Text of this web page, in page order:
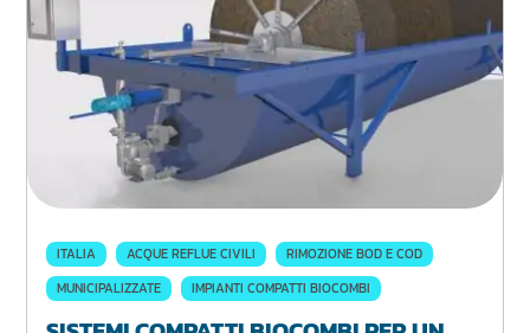
ITALIA ACQUE REFLUE CIVILI
RIMOZIONE BOD E COD
MUNICIPALIZZATE
IMPIANTI COMPATTI BIOCOMBI